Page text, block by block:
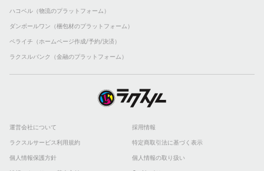
ハコベル（物流のプラットフォーム）
ダンボールワン（梱包材のプラットフォーム）
ペライチ（ホームページ作成/予約/決済）
ラクスルバンク（金融のプラットフォーム）
運営会社について 採用情報
ラクスルサービス利用規約 特定商取引法に基づく表示
個人情報保護方針 個人情報の取り扱い